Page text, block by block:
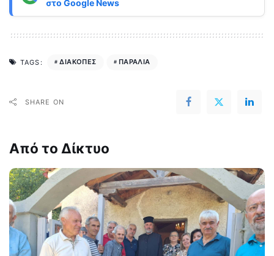
στο Google News
TAGS: ΔΙΑΚΟΠΕΣ ΠΑΡΑΛΙΑ
SHARE ON
Από το Δίκτυο